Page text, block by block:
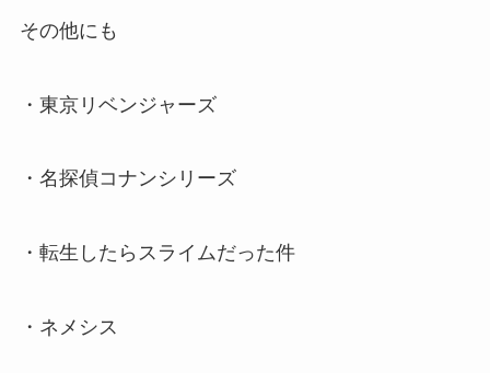
その他にも
・東京リベンジャーズ
・名探偵コナンシリーズ
・転生したらスライムだった件
・ネメシス